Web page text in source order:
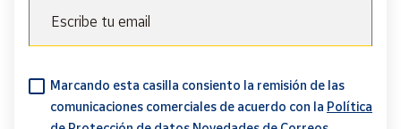
Escribe tu email
Marcando esta casilla consiento la remisión de las
comunicaciones comerciales de acuerdo con la Política